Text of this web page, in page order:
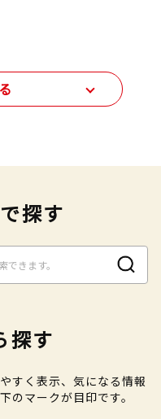
探す
探す
すく表示、気になる情報
のマークが目印です。